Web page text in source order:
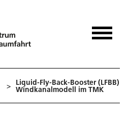
> Liquid-Fly-Back-Booster (LFBB)
Windkanalmodell im TMK